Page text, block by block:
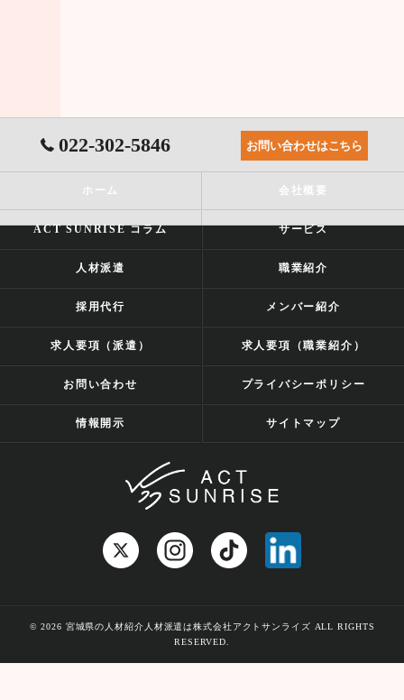
022-302-5846 お問い合わせはこちら
ホーム 会社概要
ACT SUNRISE コラム サービス
人材派遣 職業紹介
採用代行 メンバー紹介
求人要項（派遣） 求人要項（職業紹介）
お問い合わせ プライバシーポリシー
情報開示 サイトマップ
© 2026 宮城県の人材紹介人材派遣は株式会社アクトサンライズ ALL RIGHTS
RESERVED.